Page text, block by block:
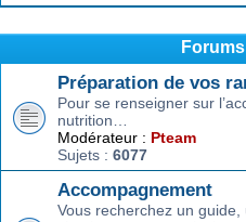
Préparation de vos
Pour se renseigner sur
nutrition…
Modérateur : Pteam
Sujets : 6077
Accompagnement
Vous recherchez un